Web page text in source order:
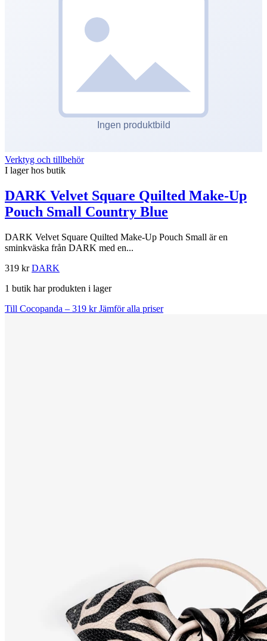
Verktyg och tillbehör
I lager hos butik
DARK Velvet Square Quilted Make-Up
Pouch Small Country Blue
DARK Velvet Square Quilted Make-Up Pouch Small är en
sminkväska från DARK med en...
319 krDARK
1 butik har produkten i lager
Till Cocopanda – 319 krJämför alla priser